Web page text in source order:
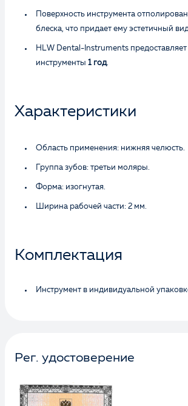
Поверхность инструмента
блеска, что придает ему эстетичный
HLW Dental-Instruments
инструменты 1 год.
Характеристики
Область применения: нижняя челюсть.
Группа зубов: третьи моляры.
Форма: изогнутая.
Ширина рабочей части: 2 мм.
Комплектация
Инструмент в индивидуальной
Рег. удостоверение